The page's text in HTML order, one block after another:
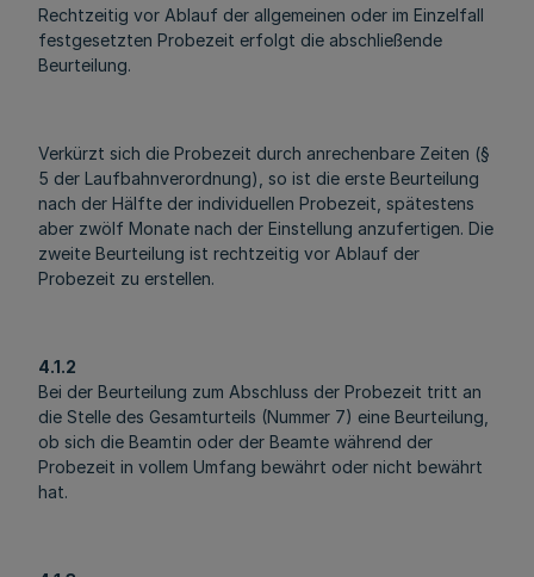
Rechtzeitig vor Ablauf der allgemeinen oder im Einzelfall
festgesetzten Probezeit erfolgt die abschließende
Beurteilung.
Verkürzt sich die Probezeit durch anrechenbare Zeiten (§
5 der Laufbahnverordnung), so ist die erste Beurteilung
nach der Hälfte der individuellen Probezeit, spätestens
aber zwölf Monate nach der Einstellung anzufertigen. Die
zweite Beurteilung ist rechtzeitig vor Ablauf der
Probezeit zu erstellen.
4.1.2
Bei der Beurteilung zum Abschluss der Probezeit tritt an
die Stelle des Gesamturteils (Nummer 7) eine Beurteilung,
ob sich die Beamtin oder der Beamte während der
Probezeit in vollem Umfang bewährt oder nicht bewährt
hat.